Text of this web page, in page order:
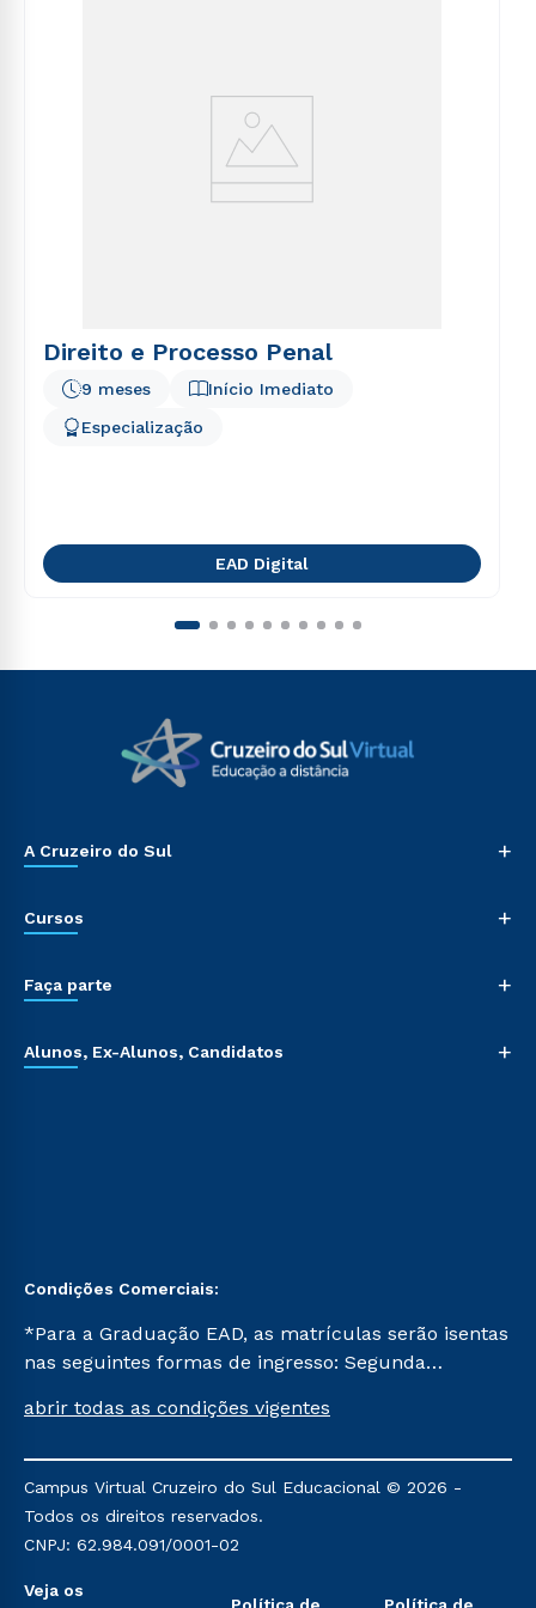
Direito e Processo Penal
Início Imediato
9 meses
Especialização
EAD Digital
A Cruzeiro do Sul +
Cursos +
Faça parte +
Alunos, Ex-Alunos, Candidatos +
Condições Comerciais:
*Para a Graduação EAD, as matrículas serão isentas
nas seguintes formas de ingresso: Segunda
Já para as demais, a taxa de matrícula será de R$
mencionadas são referentes aos cursos: Ensino
Religioso, Geografia para a Docência e Metodologia
do Ensino de História: Questões Atuais.
abrir todas as condições vigentes
Campus Virtual Cruzeiro do Sul Educacional © 2026 -
Todos os direitos reservados.
CNPJ: 62.984.091/0001-02
Veja os